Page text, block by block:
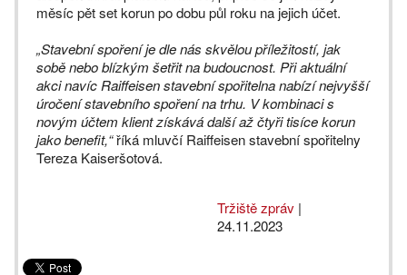
měsíc pět set korun po dobu půl roku na jejich účet.
„Stavební spoření je dle nás skvělou příležitostí, jak
sobě nebo blízkým šetřit na budoucnost. Při aktuální
akci navíc Raiffeisen stavební spořitelna nabízí nejvyšší
úročení stavebního spoření na trhu. V kombinaci s
novým účtem klient získává další až čtyři tisíce korun
jako benefit,“říká mluvčí Raiffeisen stavební spořitelny
Tereza Kaiseršotová.
Tržiště zpráv |
24.11.2023